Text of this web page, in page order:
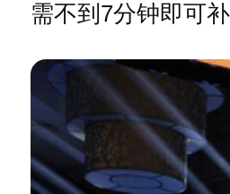
需不到7分钟即可